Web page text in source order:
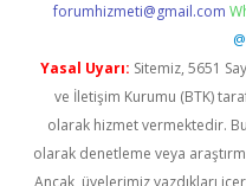
forumhizmeti@gmail.com
Yasal Uyarı: Sitemiz, 5651
ve İletişim Kurumu (BTK)
olarak hizmet vermektedir.
olarak denetleme veya
Ancak, üyelerimiz yazdıkları